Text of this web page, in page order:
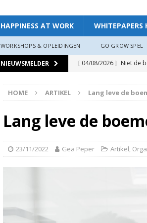
HAPPINESS AT WORK WHITEPAPERS
WORKSHOPS & OPLEIDINGEN GO GROW SPEL
NIEUWSMELDER [ 04/08/2026 ] Niet de
[ 11/07/2026 ] De
[ 07/07/2026 ]
[ 19/06/2026 ] Zo
HOME ARTIKEL Lang leve de
Lang leve de
23/11/2022 Gea Peper Artikel,